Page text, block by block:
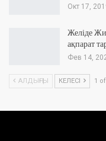
Окт 17,
Желіде
ақпарат
Фев 14,
АЛДЫҢҒЫ КЕЛЕСІ 1